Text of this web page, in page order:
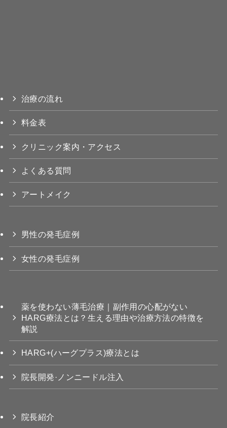
治療の流れ
料金表
クリニック案内・アクセス
よくある質問
アートメイク
男性の発毛症例
女性の発毛症例
薬を使わない薄毛治療｜副作用の心配がない
HARG療法とは？生える理由や治療方法の特徴を
解説
HARG+(ハーグプラス)療法とは
院長開発·ノンニードル注入
院長紹介